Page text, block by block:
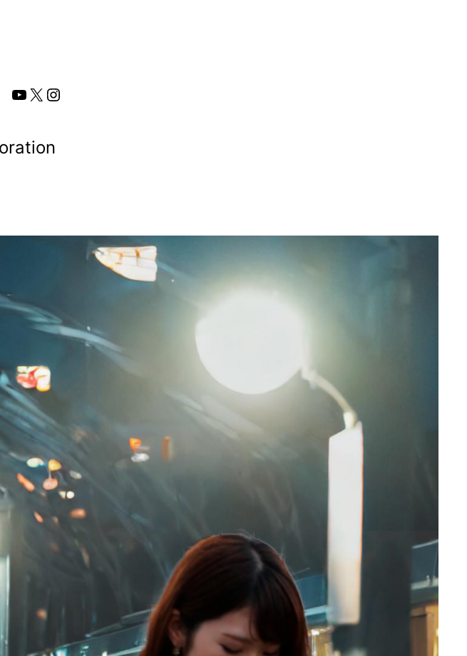
YouTube
X Instagram